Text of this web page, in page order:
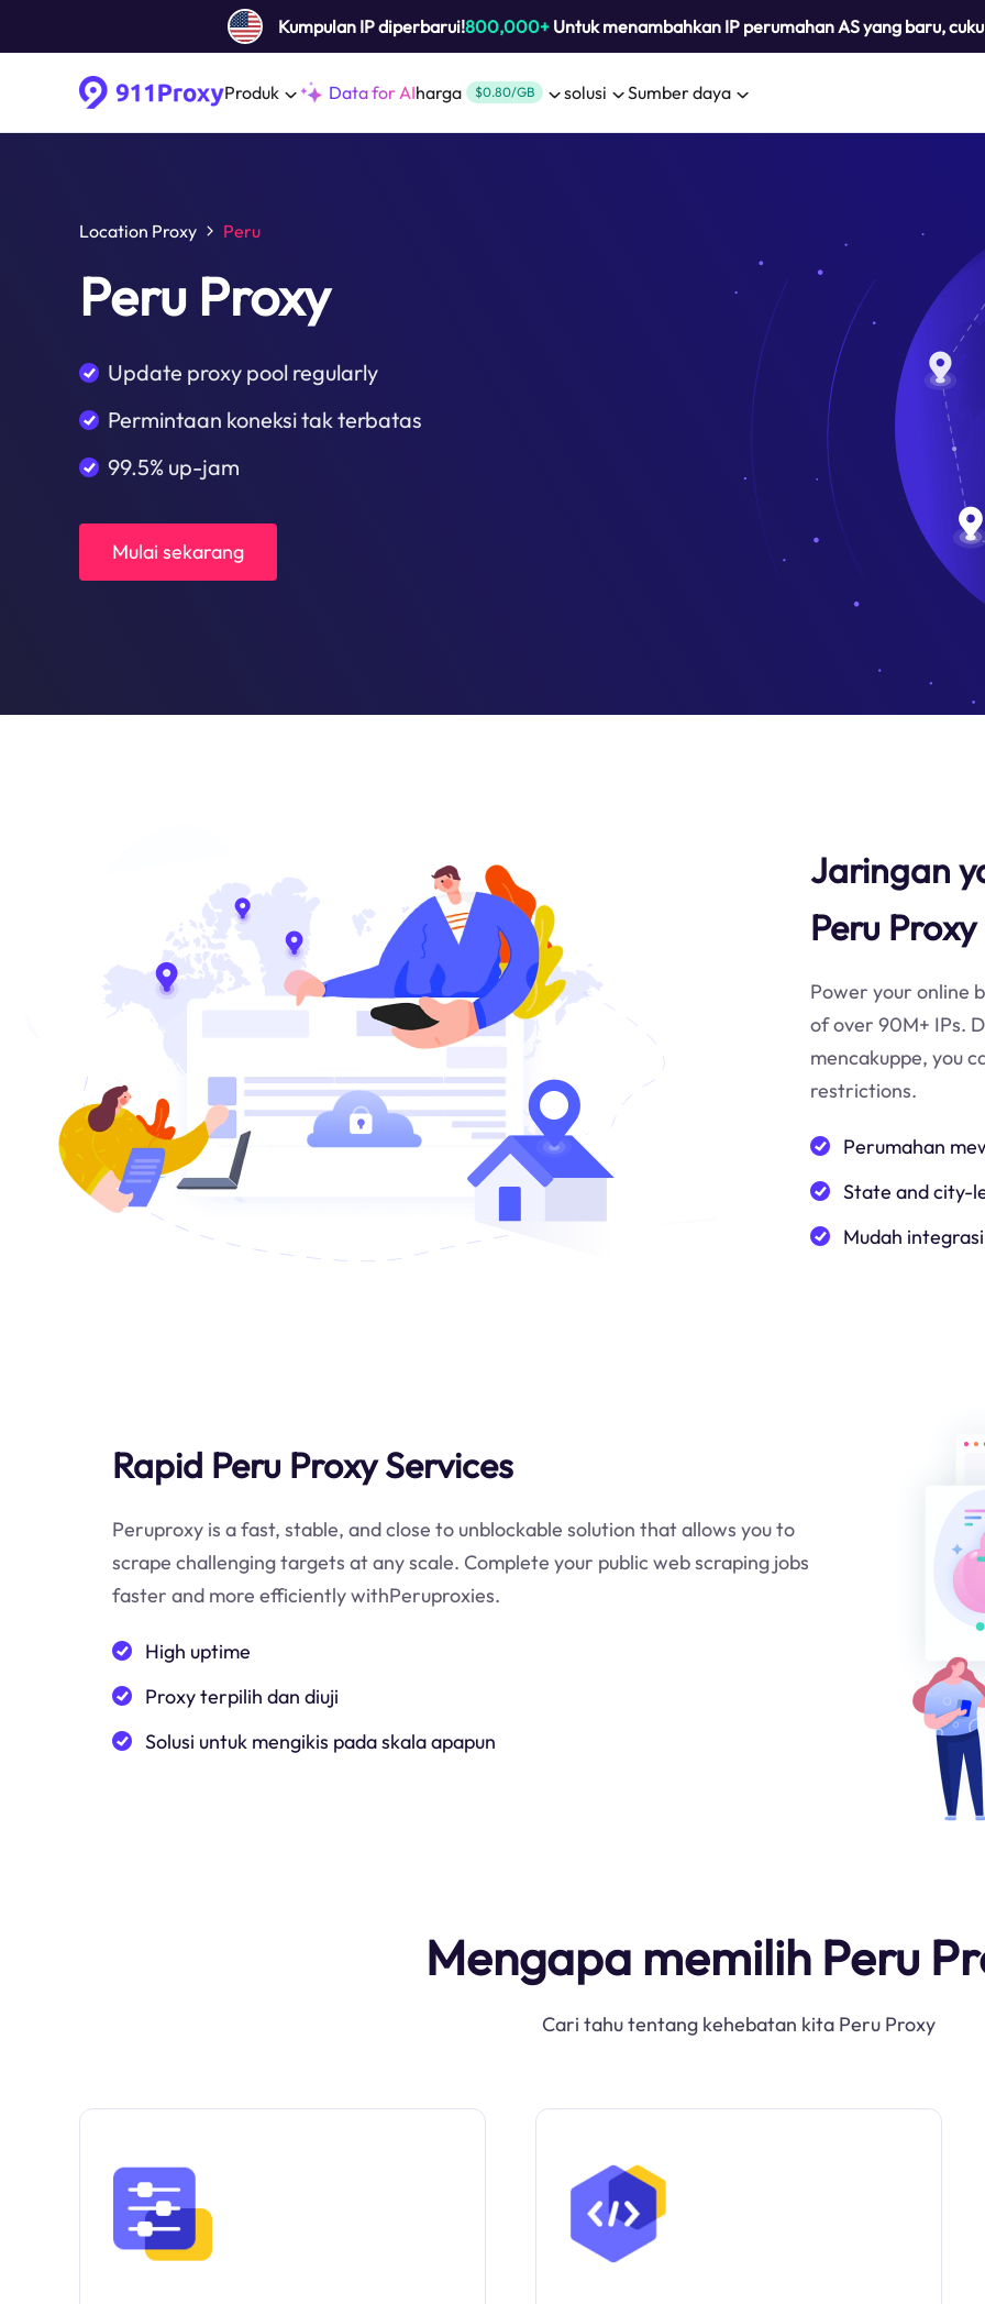
Kumpulan IP diperbarui!800,000+Untuk menambahkan IP perumahan AS yang baru,
Produk Data for AIharga $0.80/GB solusi Sumber daya
Location Proxy Peru
Peru Proxy
Update proxy pool regularly
Permintaan koneksi tak terbatas
99.5% up-jam
Mulai sekarang
Jaringan
Peru
Power your online
of over 90M+ IPs.
mencakuppe, you
restrictions.
Perumahan
State and city-
Mudah
Rapid Peru Proxy Services
Peruproxy is a fast, stable, and close to unblockable solution that allows you to
scrape challenging targets at any scale. Complete your public web scraping jobs
faster and more efficiently withPeruproxies.
High uptime
Proxy terpilih dan diuji
Solusi untuk mengikis pada skala apapun
Mengapa memilih Peru
Cari tahu tentang kehebatan kita Peru Proxy